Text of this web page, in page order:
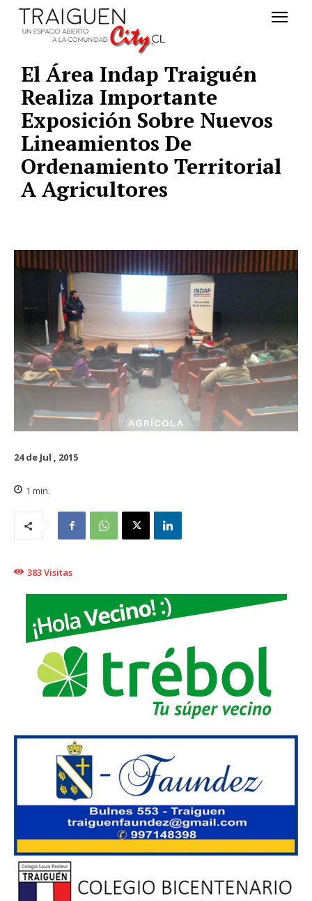
El Área Indap Traiguén
Realiza Importante
Exposición Sobre Nuevos
Lineamientos De
Ordenamiento Territorial
A Agricultores
AGRÍCOLA
24 de Jul , 2015
1 min.
383Visitas